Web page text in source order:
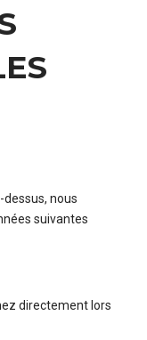
nous
suivantes
directement lors